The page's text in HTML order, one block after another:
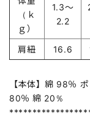
（ｋ
ｇ）
1.3～
2.2
肩紐 16.6
【本体】綿 98％
80％ 綿 20％